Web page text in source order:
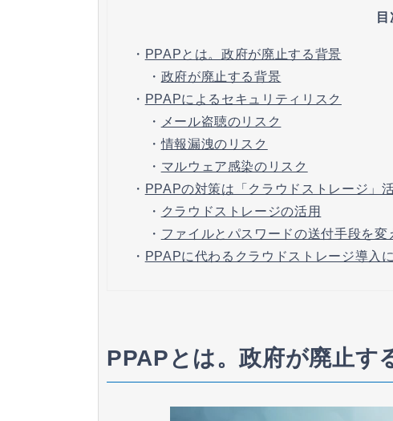
目
・ PPAPとは。政府が廃止する背景
・ 政府が廃止する背景
・ PPAPによるセキュリティリスク
・
メール盗聴のリスク
・情報漏洩のリスク
・ マルウェア感染のリスク
・ PPAPの対策は「クラウドストレージ」
・ クラウドストレージの活用
・ ファイルとパスワードの送付手段を変
・ PPAPに代わるクラウドストレージ導入
PPAPとは。政府が廃止す